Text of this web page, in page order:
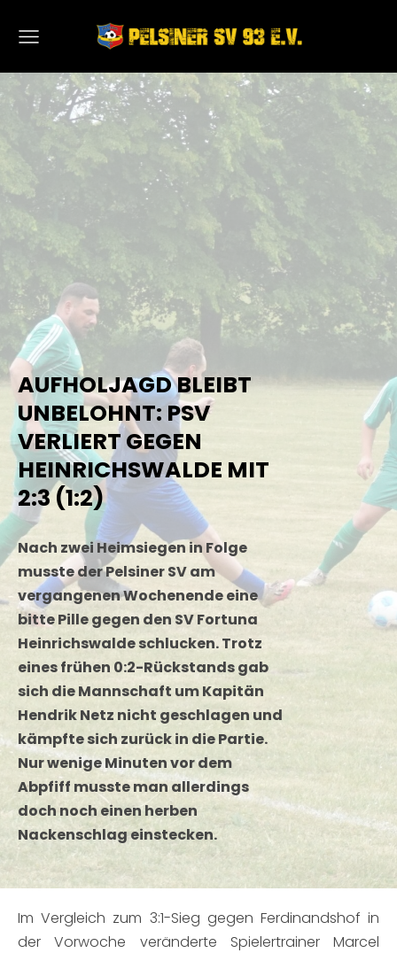
AUFHOLJAGD BLEIBT
UNBELOHNT: PSV
VERLIERT GEGEN
HEINRICHSWALDE MIT
2:3 (1:2)
Nach zwei Heimsiegen in Folge
musste der Pelsiner SV am
vergangenen Wochenende eine
bitte Pille gegen den SV Fortuna
Heinrichswalde schlucken. Trotz
eines frühen 0:2-Rückstands gab
sich die Mannschaft um Kapitän
Hendrik Netz nicht geschlagen und
kämpfte sich zurück in die Partie.
Nur wenige Minuten vor dem
Abpfiff musste man allerdings
doch noch einen herben
Nackenschlag einstecken.
Im Vergleich zum 3:1-Sieg gegen Ferdinandshof in
der Vorwoche veränderte Spielertrainer Marcel